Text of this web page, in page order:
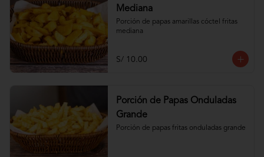
Mediana
Porción de papas amarillas cóctel fritas
mediana
S/ 10.00
Porción de Papas Onduladas
Grande
Porción de papas fritas onduladas grande